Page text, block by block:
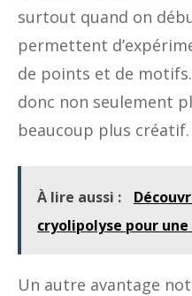
surtout quand on
permettent
de points et de
donc non seulement
beaucoup plus créatif.
À lire aussi :
cryolipolyse pour
Un autre avantage